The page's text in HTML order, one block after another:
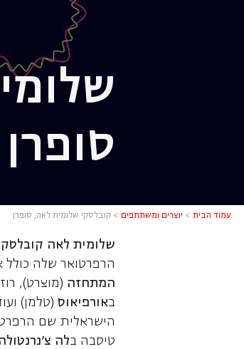
סופרן
עמוד הבית > יוצרים ומשתתפים >קובלסקי שלומית לאה, סופרן
שלומית לאה
הרפרטואר שלה
המתחזה (מוצרט),
באורפיאוס (טלמן)
הישראלית שם
טיסבה בלה